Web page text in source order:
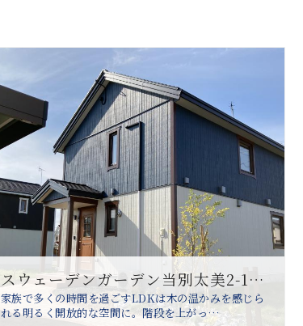
スウェーデンガーデン当別太美2-1分譲住宅
家族で多くの時間を過ごすLDKは木の温かみを感じら
れる明るく開放的な空間に。階段を上がっ…